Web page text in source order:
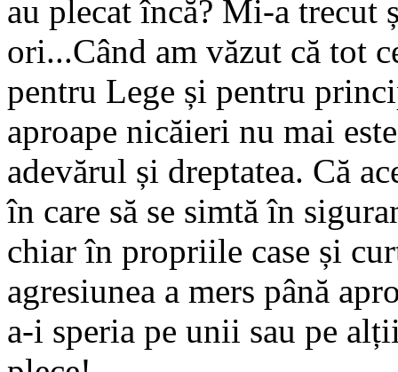
au plecat încă? Mi-a trecut
ori...Când am văzut că tot
pentru Lege și pentru
aproape nicăieri nu mai
adevărul și dreptatea. Că
în care să se simtă în
chiar în propriile case și
agresiunea a mers până
a-i speria pe unii sau pe